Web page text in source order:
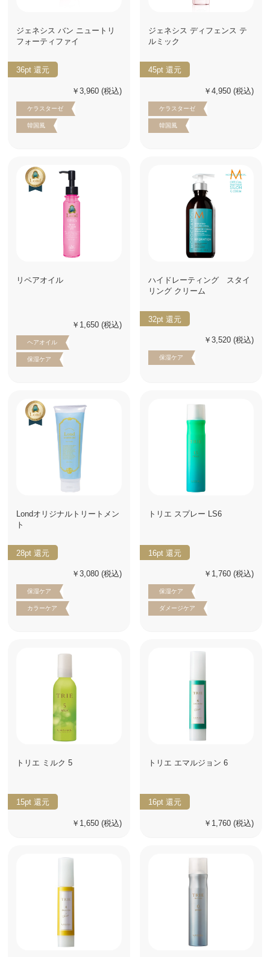
ジェネシス バン ニュートリ
フォーティファイ
36pt 還元
￥3,960 (税込)
ケラスターゼ
韓国風
ジェネシス ディフェンス テ
ルミック
45pt 還元
￥4,950 (税込)
ケラスターゼ
韓国風
リペアオイル
￥1,650 (税込)
ヘアオイル
保湿ケア
ハイドレーティング スタイ
リング クリーム
32pt 還元
￥3,520 (税込)
保湿ケア
Londオリジナルトリートメン
ト
28pt 還元
￥3,080 (税込)
保湿ケア
カラーケア
トリエ スプレー LS6
16pt 還元
￥1,760 (税込)
保湿ケア
ダメージケア
トリエ ミルク 5
15pt 還元
￥1,650 (税込)
トリエ エマルジョン 6
16pt 還元
￥1,760 (税込)